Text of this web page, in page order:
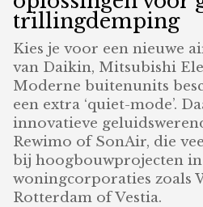
trillingdemping
Kies je voor een nieuwe
van Daikin, Mitsubishi
Moderne buitenunits
een extra ‘quiet-mode’.
innovatieve
Rewimo of SonAir, die
bij hoogbouwprojecten
woningcorporaties zoals
Rotterdam of Vestia.